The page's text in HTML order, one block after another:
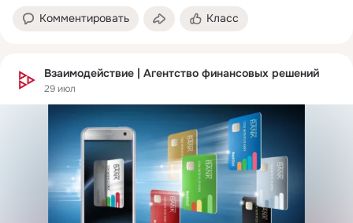
Комментировать
Класс
Взаимодействие | Агентство финансовых решений
29 июл